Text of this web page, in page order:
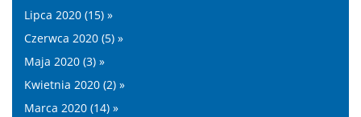
Lipca 2020 (15) »
Czerwca 2020 (5) »
Maja 2020 (3) »
Kwietnia 2020 (2) »
Marca 2020 (14) »